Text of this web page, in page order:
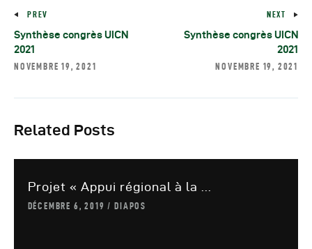
PREV
Synthèse congrès UICN
2021
NOVEMBRE 19, 2021
NEXT
Synthèse congrès UICN
2021
NOVEMBRE 19, 2021
Related Posts
Projet « Appui régional à la ...
DÉCEMBRE 6, 2019 DIAPOS